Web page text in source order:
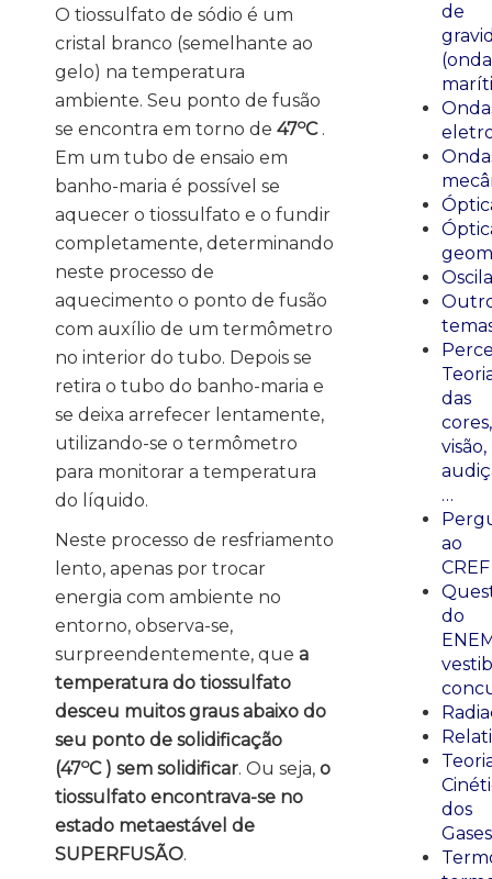
O tiossulfato de sódio é um
cristal branco (semelhante ao
gelo) na temperatura
ambiente. Seu ponto de fusão
se encontra em torno de 47oC.
Em um tubo de ensaio em
banho-maria é possível se
aquecer o tiossulfato e o fundir
completamente, determinando
neste processo de
aquecimento o ponto de fusão
com auxílio de um termômetro
no interior do tubo. Depois se
retira o tubo do banho-maria e
se deixa arrefecer lentamente,
utilizando-se o termômetro
para monitorar a temperatura
do líquido.
Neste processo de resfriamento
lento, apenas por trocar
energia com ambiente no
entorno, observa-se,
surpreendentemente, que a
temperatura do tiossulfato
desceu muitos graus abaixo do
seu ponto de solidificação
(47oC ) sem solidificar. Ou seja, o
tiossulfato encontrava-se no
estado metaestável de
SUPERFUSÃO.
de
das
cores,
visão,
…
ao
CREF
do
dos
Gases